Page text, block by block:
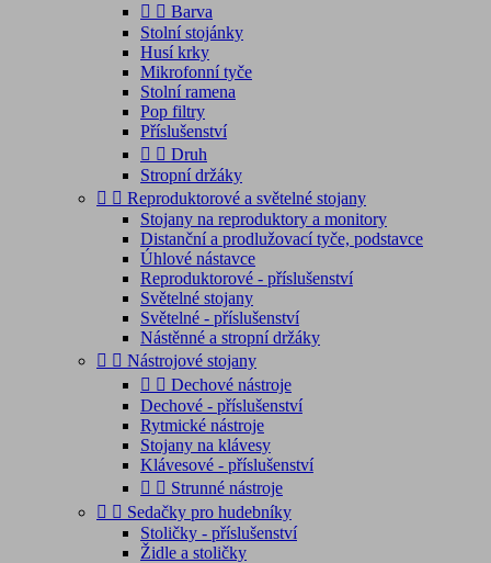
  Barva
Stolní stojánky
Husí krky
Mikrofonní tyče
Stolní ramena
Pop filtry
Příslušenství
  Druh
Stropní držáky
  Reproduktorové a světelné stojany
Stojany na reproduktory a monitory
Distanční a prodlužovací tyče, podstavce
Úhlové nástavce
Reproduktorové - příslušenství
Světelné stojany
Světelné - příslušenství
Nástěnné a stropní držáky
  Nástrojové stojany
  Dechové nástroje
Dechové - příslušenství
Rytmické nástroje
Stojany na klávesy
Klávesové - příslušenství
  Strunné nástroje
  Sedačky pro hudebníky
Stoličky - příslušenství
Židle a stoličky